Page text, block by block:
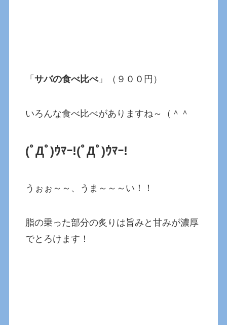
「サバの食べ比べ」（９００円）
いろんな食べ比べがありますね～（＾＾
(ﾟДﾟ)ｳﾏｰ!(ﾟДﾟ)ｳﾏｰ!
うぉぉ～～、うま～～～い！！
脂の乗った部分の炙りは旨みと甘みが濃厚
でとろけます！